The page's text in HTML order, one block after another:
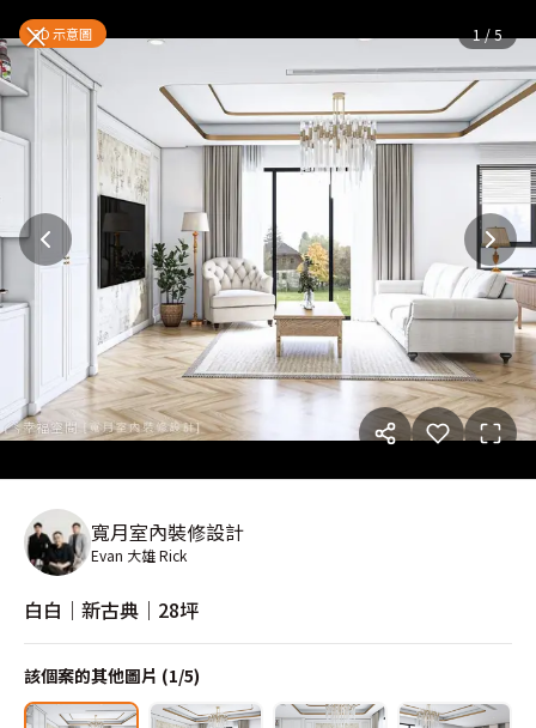
白白｜新古典｜28坪— 完整照
×3D 示意圖 1/5
寬月室內裝修設計
Evan 大雄 Rick
白白｜新古典｜28坪
該個案的其他圖片 (1/5)